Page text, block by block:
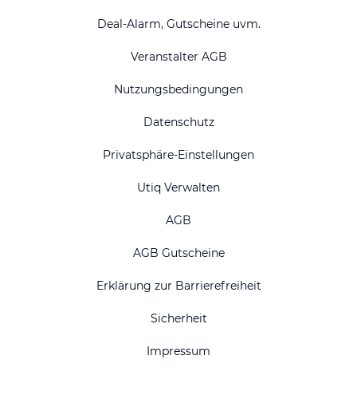
Deal-Alarm, Gutscheine uvm.
Veranstalter AGB
Nutzungsbedingungen
Datenschutz
Privatsphäre-Einstellungen
Utiq Verwalten
AGB
AGB Gutscheine
Erklärung zur Barrierefreiheit
Sicherheit
Impressum